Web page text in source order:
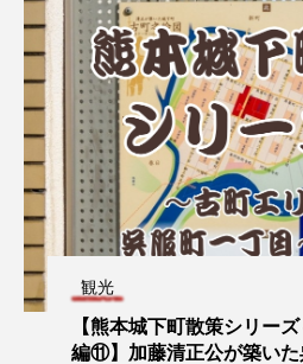
観光
【熊本城下町散策シリー
編⑪】加藤清正公が築いた